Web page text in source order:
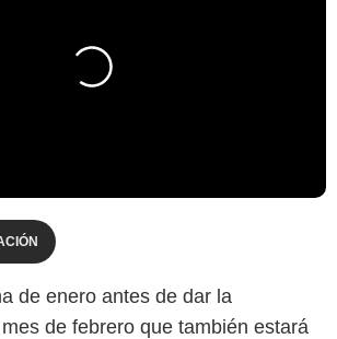
de enero antes de dar la
de febrero que también estará